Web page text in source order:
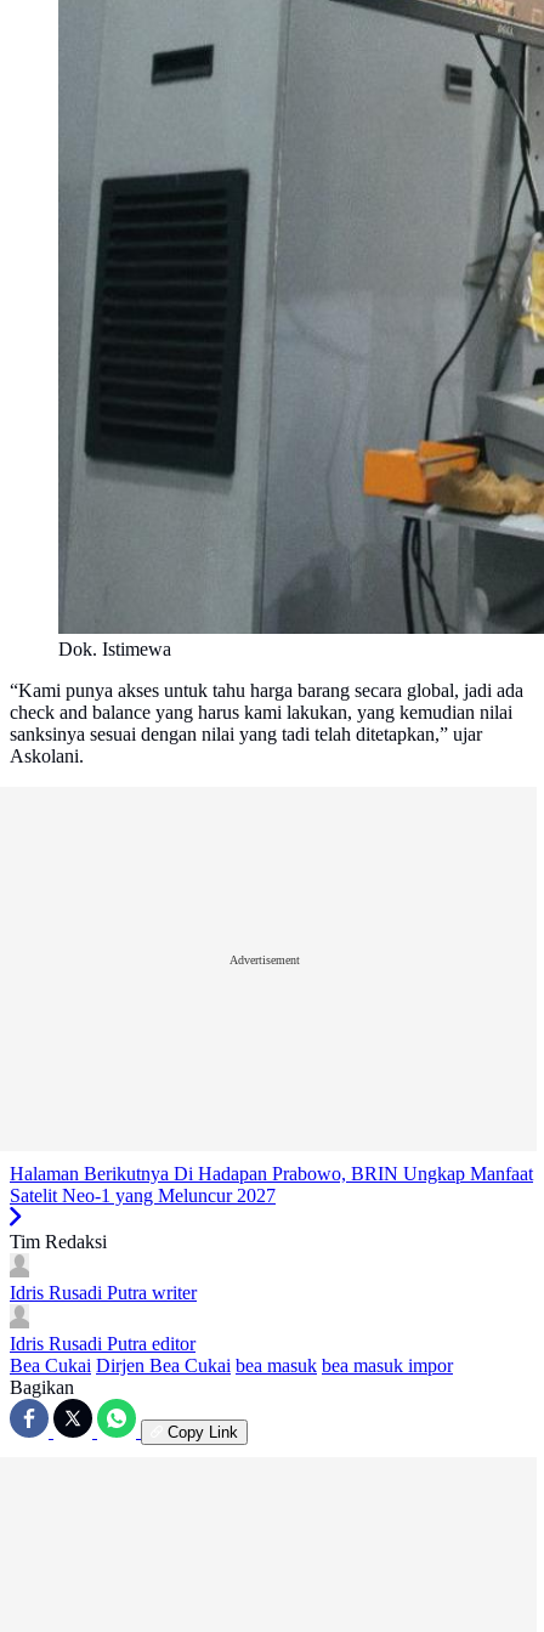
Dok. Istimewa
“Kami punya akses untuk tahu harga barang secara global, jadi ada
check and balance yang harus kami lakukan, yang kemudian nilai
sanksinya sesuai dengan nilai yang tadi telah ditetapkan,” ujar
Askolani.
Advertisement
Halaman Berikutnya Di Hadapan Prabowo, BRIN Ungkap Manfaat
Satelit Neo-1 yang Meluncur 2027
Tim Redaksi
Idris Rusadi Putra writer
Idris Rusadi Putra editor
Bea Cukai Dirjen Bea Cukai bea masuk bea masuk impor
Bagikan
Copy Link